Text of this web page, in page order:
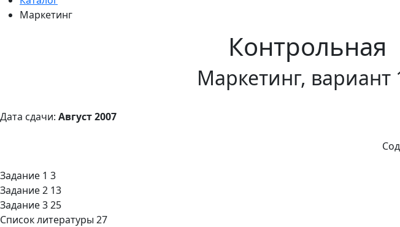
Маркетинг
Контрольная
Маркетинг, вариант
Дата сдачи: Август 2007
Задание 1 3
Задание 2 13
Задание 3 25
Список литературы 27